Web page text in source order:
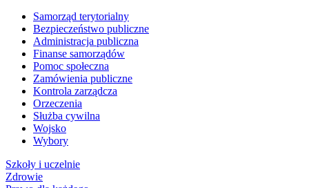
Samorząd terytorialny
Bezpieczeństwo publiczne
Administracja publiczna
Finanse samorządów
Pomoc społeczna
Zamówienia publiczne
Kontrola zarządcza
Orzeczenia
Służba cywilna
Wojsko
Wybory
Szkoły i uczelnie
Zdrowie